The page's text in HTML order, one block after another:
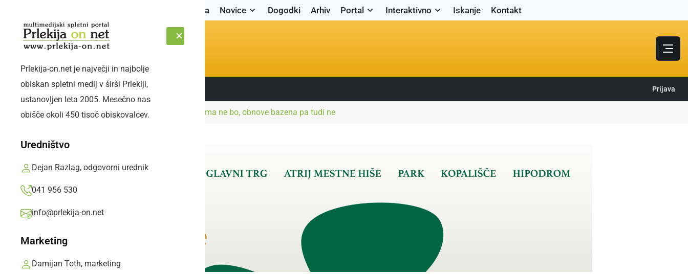
Naslovnica Novice Dogodki Arhiv Portal Interaktivno Iskanje Kontakt
PETEK, 7. AVGUST 2026 Sledite nam: Prijava
Prlekija-on.net je največji in najbolje
obiskan spletni medij v širši Prlekiji,
ustanovljen leta 2005. Mesečno nas
obišče okoli 450 tisoč obiskovalcev.
Uredništvo
Dejan Razlag, odgovorni urednik
041 956 530
info@prlekija-on.net
Marketing
Damijan Toth, marketing
Naslovnica PolitikaV Radencih referenduma ne bo, obnove bazena pa tudi ne